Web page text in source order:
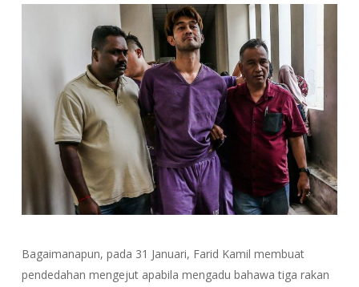
Bagaimanapun, pada 31 Januari, Farid Kamil membuat
pendedahan mengejut apabila mengadu bahawa tiga rakan